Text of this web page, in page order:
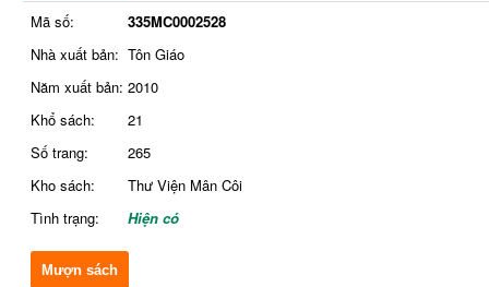
Mã số:
335MC0002528
Nhà xuất bản: Tôn Giáo
Năm xuất bản: 2010
Khổ sách:
21
Số trang:
265
Kho sách:
Thư Viện Mân Côi
Tình trạng:
Hiện có
Mượn sách